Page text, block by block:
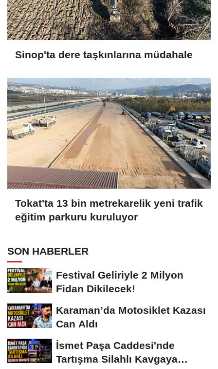
Sinop'ta dere taşkınlarına müdahale
Tokat'ta 13 bin metrekarelik yeni trafik
eğitim parkuru kuruluyor
SON HABERLER
Festival Geliriyle 2 Milyon
Fidan Dikilecek!
Karaman’da Motosiklet Kazası
Can Aldı
İsmet Paşa Caddesi'nde
Tartışma Silahlı Kavgaya